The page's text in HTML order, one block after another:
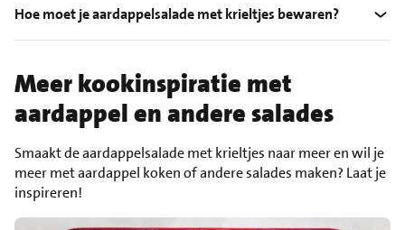
Hoe moet je aardappelsalade met krieltjes bewaren?
Meer kookinspiratie met
aardappel en andere salades
Smaakt de aardappelsalade met krieltjes naar meer en wil je
meer met aardappel koken of andere salades maken? Laat je
inspireren!